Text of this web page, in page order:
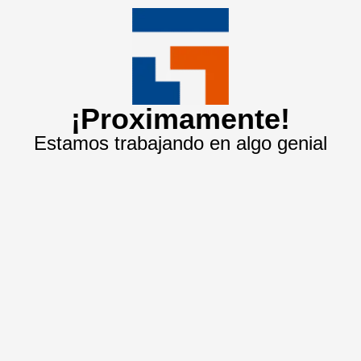
¡Proximamente!
Estamos trabajando en algo genial